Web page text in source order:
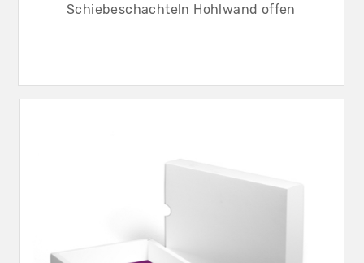
Schiebeschachteln Hohlwand offen